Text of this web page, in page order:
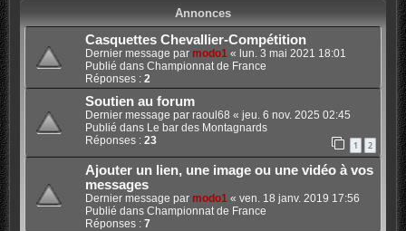
Annonces
Casquettes Chevallier-Compétition
Dernier message par modo1« lun. 3 mai 2021 18:01
Publié dans Championnat de France
Réponses : 2
Soutien au forum
Dernier message par raoul68 « jeu. 6 nov. 2025 02:45
Publié dans Le bar des Montagnards
Réponses : 23 1 2
Ajouter un lien, une image ou une vidéo à vos
messages
Dernier message par modo1 « ven. 18 janv. 2019 17:56
Publié dans Championnat de France
Réponses : 7